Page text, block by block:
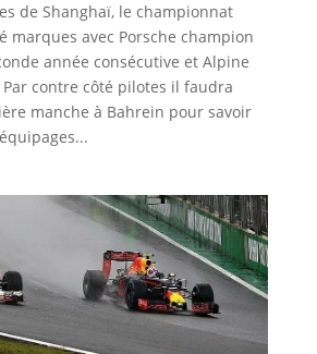
de Shanghaï, le championnat
marques avec Porsche champion
année consécutive et Alpine
contre côté pilotes il faudra
manche à Bahrein pour savoir